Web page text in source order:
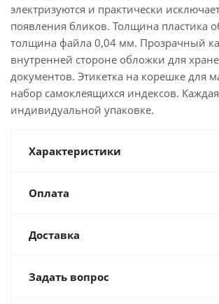
электризуются и практически
появления бликов. Толщина пластика
толщина файла 0,04 мм. Прозрачный
внутренней стороне обложки для
документов. Этикетка на корешке для
набор самоклеящихся индексов.
индивидуальной упаковке.
Характеристики
Оплата
Доставка
Задать вопрос